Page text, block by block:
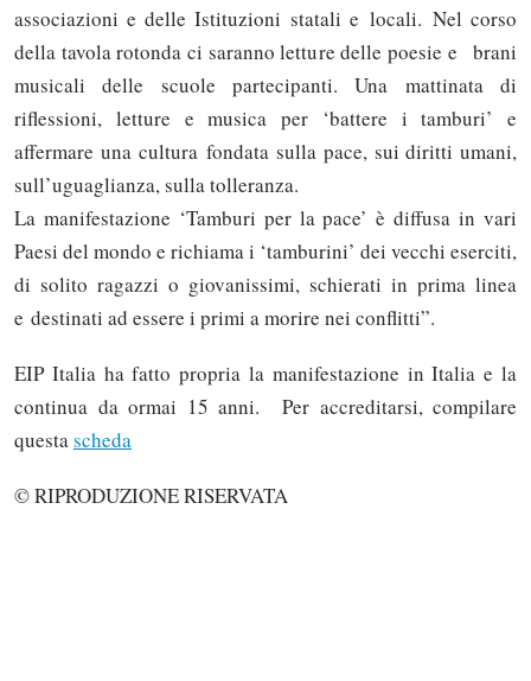
associazioni e delle Istituzioni statali e locali. Nel corso
della tavola rotonda ci saranno letture delle poesie e brani
musicali delle scuole partecipanti. Una mattinata di
riflessioni, letture e musica per ‘battere i tamburi’ e
affermare una cultura fondata sulla pace, sui diritti umani,
sull’uguaglianza, sulla tolleranza.
La manifestazione ‘Tamburi per la pace’ è diffusa in vari
Paesi del mondo e richiama i ‘tamburini’ dei vecchi eserciti,
di solito ragazzi o giovanissimi, schierati in prima linea
e destinati ad essere i primi a morire nei conflitti”.
EIP Italia ha fatto propria la manifestazione in Italia e la
continua da ormai 15 anni. Per accreditarsi, compilare
questascheda
© RIPRODUZIONE RISERVATA